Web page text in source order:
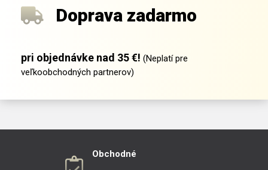
Doprava zadarmo
pri objednávke nad 35 €! (Neplatí pre
veľkoobchodných partnerov)
Obchodné